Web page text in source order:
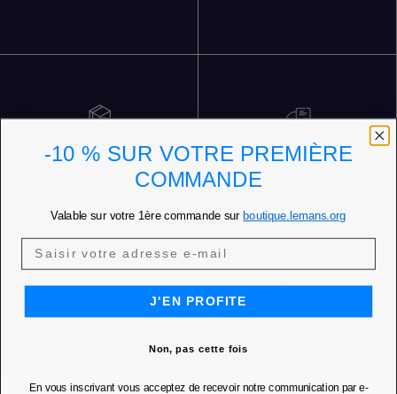
RETOURS GRATUITS SERVICE CLIENT 5 JOURS SUR 7
-10 % SUR VOTRE PREMIÈRE
COMMANDE
Valable sur votre 1ère commande sur boutique.lemans.org
J'EN PROFITE
Non, pas cette fois
En vous inscrivant vous acceptez de recevoir notre communication par e-